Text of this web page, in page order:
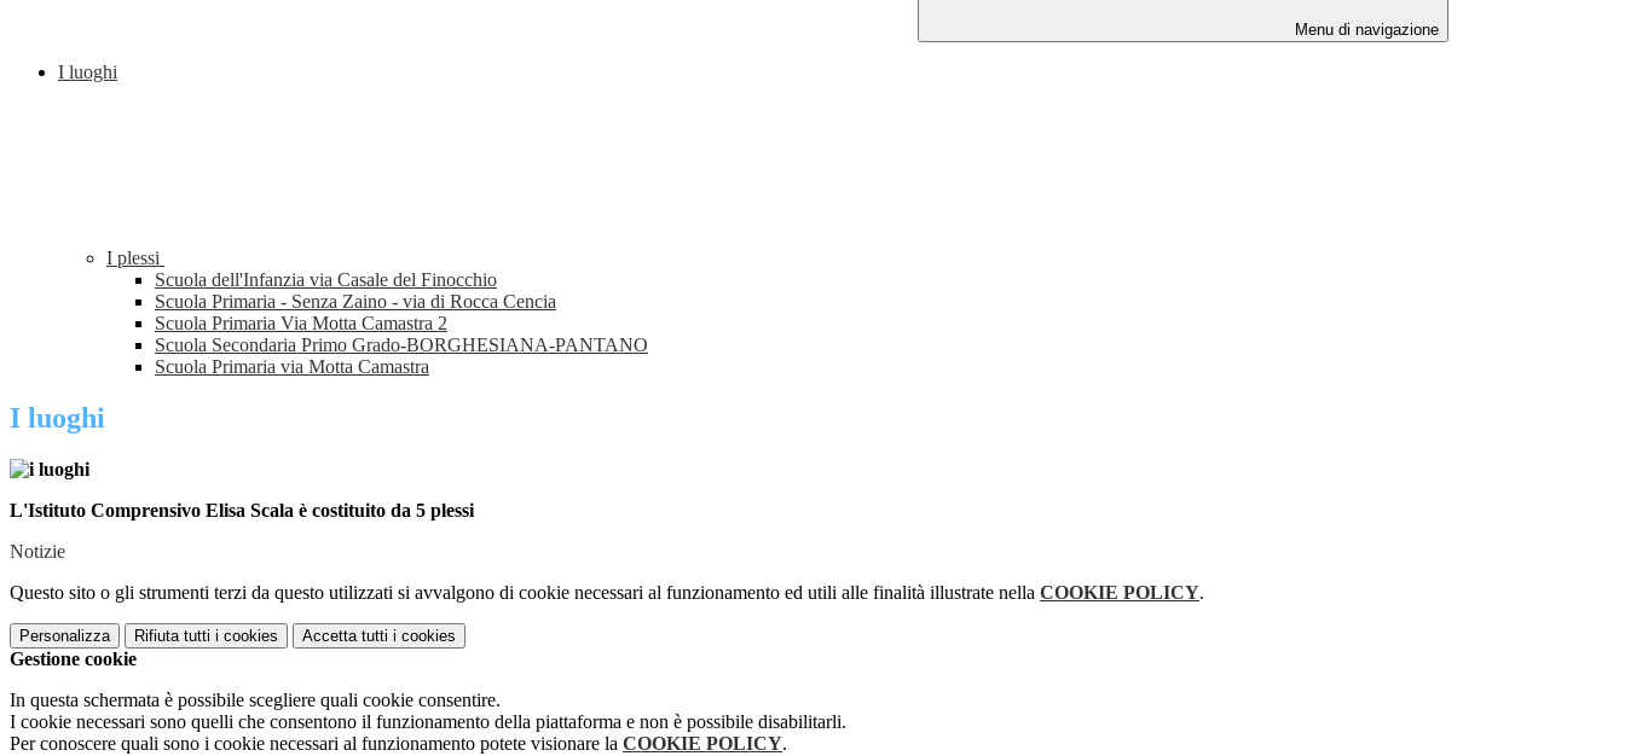
Menu di navigazione
I luoghi
I plessi
Scuola dell'Infanzia via Casale del Finocchio
Scuola Primaria - Senza Zaino - via di Rocca Cencia
Scuola Primaria Via Motta Camastra 2
Scuola Secondaria Primo Grado-BORGHESIANA-PANTANO
Scuola Primaria via Motta Camastra
I luoghi
L'Istituto Comprensivo Elisa Scala è costituito da 5 plessi
Notizie
Questo sito o gli strumenti terzi da questo utilizzati si avvalgono di cookie necessari al funzionamento ed utili alle finalità illustrate nella COOKIE POLICY.
Personalizza Rifiuta tutti i cookies Accetta tutti i cookies
Gestione cookie
In questa schermata è possibile scegliere quali cookie consentire.
I cookie necessari sono quelli che consentono il funzionamento della piattaforma e non è possibile disabilitarli.
Per conoscere quali sono i cookie necessari al funzionamento potete visionare la COOKIE POLICY.